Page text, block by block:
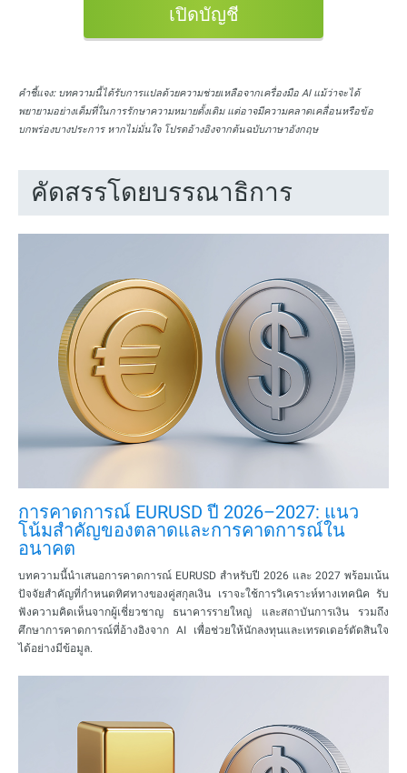
เปิดบัญชี
คำชี้แจง:บทความนี้ได้รับการแปลด้วยความช่วยเหลือจากเครื่องมือ AI แม้ว่าจะได้
พยายามอย่างเต็มที่ในการรักษาความหมายดั้งเดิม แต่อาจมีความคลาดเคลื่อนหรือข้อ
บกพร่องบางประการ หากไม่มั่นใจ โปรดอ้างอิงจากต้นฉบับภาษาอังกฤษ
คัดสรรโดยบรรณาธิการ
การคาดการณ์ EURUSD ปี 2026–2027: แนว
โน้มสำคัญของตลาดและการคาดการณ์ใน
อนาคต
บทความนี้นำเสนอการคาดการณ์ EURUSD สำหรับปี 2026 และ 2027 พร้อมเน้น
ปัจจัยสำคัญที่กำหนดทิศทางของคู่สกุลเงิน เราจะใช้การวิเคราะห์ทางเทคนิค รับ
ฟังความคิดเห็นจากผู้เชี่ยวชาญ ธนาคารรายใหญ่ และสถาบันการเงิน รวมถึง
ศึกษาการคาดการณ์ที่อ้างอิงจาก AI เพื่อช่วยให้นักลงทุนและเทรดเดอร์ตัดสินใจ
ได้อย่างมีข้อมูล.